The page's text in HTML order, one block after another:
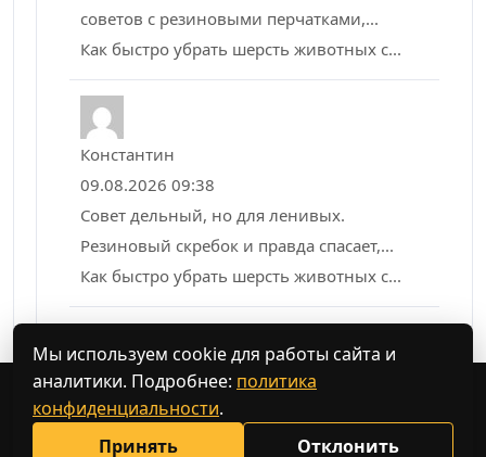
советов с резиновыми перчатками,...
Как быстро убрать шерсть животных с...
Константин
09.08.2026 09:38
Совет дельный, но для ленивых.
Резиновый скребок и правда спасает,...
Как быстро убрать шерсть животных с...
Поиск
Мы используем cookie для работы сайта и
аналитики. Подробнее: политика
конфиденциальности.
Принять
Отклонить